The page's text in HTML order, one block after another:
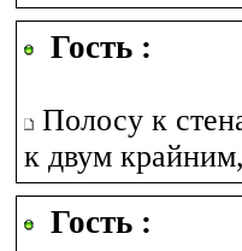
Гость :
Полосу к
к двум
Гость :